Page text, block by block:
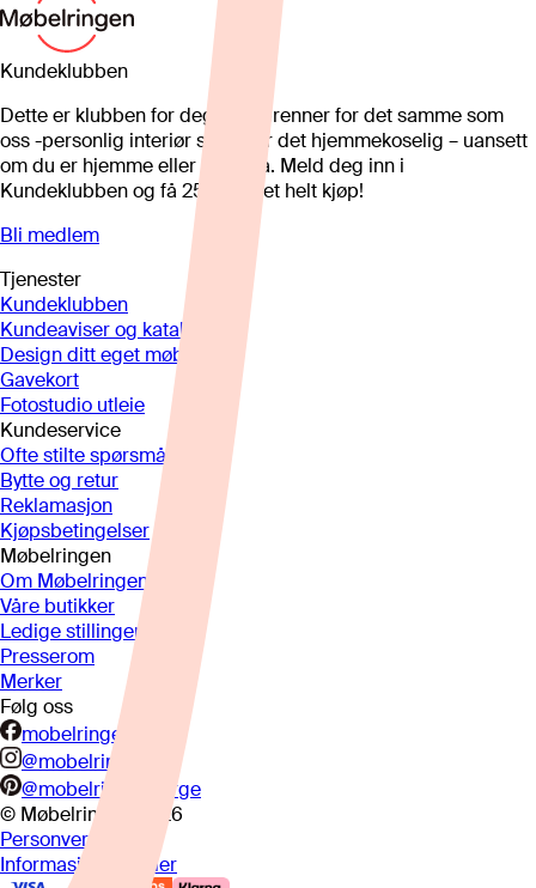
Kundeklubben
Dette er klubben for deg som brenner for det samme som
oss -personlig interiør som gjør det hjemmekoselig – uansett
om du er hjemme eller på hytta. Meld deg inn i
Kundeklubben og få 25%* på et helt kjøp!
Bli medlem
Tjenester
Kundeklubben
Kundeaviser og kataloger
Design ditt eget møbel
Gavekort
Fotostudio utleie
Kundeservice
Ofte stilte spørsmål
Bytte og retur
Reklamasjon
Kjøpsbetingelser
Møbelringen
Om Møbelringen
Våre butikker
Ledige stillinger
Presserom
Merker
Følg oss
mobelringen.no
@mobelringen
@mobelringennorge
© Møbelringen
2026
Personvern
Informasjonskapsler